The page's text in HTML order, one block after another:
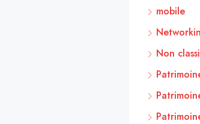
mobile
Non